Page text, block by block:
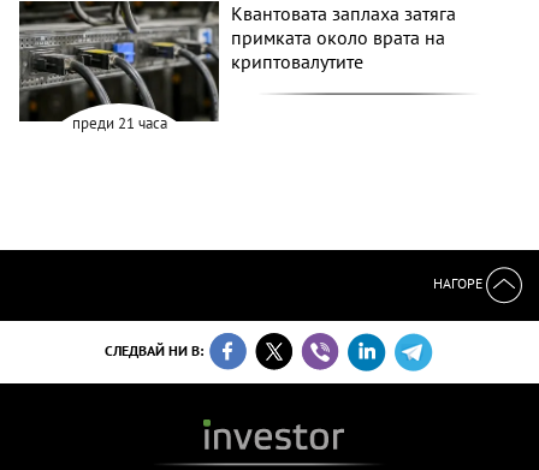
преди 21 часа
Квантовата заплаха затяга
примката около врата на
криптовалутите
НАГОРЕ
СЛЕДВАЙ НИ В: